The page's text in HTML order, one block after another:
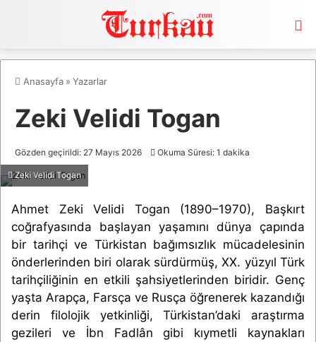
Anasayfa » Yazarlar
Zeki Velidi Togan
Gözden geçirildi: 27 Mayıs 2026 Okuma Süresi: 1 dakika
Zeki Velidi Togan
Ahmet Zeki Velidi Togan (1890–1970), Başkırt
coğrafyasında başlayan yaşamını dünya çapında
bir tarihçi ve Türkistan bağımsızlık mücadelesinin
önderlerinden biri olarak sürdürmüş, XX. yüzyıl Türk
tarihçiliğinin en etkili şahsiyetlerinden biridir. Genç
yaşta Arapça, Farsça ve Rusça öğrenerek kazandığı
derin filolojik yetkinliği, Türkistan’daki araştırma
gezileri ve İbn Fadlân gibi kıymetli kaynakları